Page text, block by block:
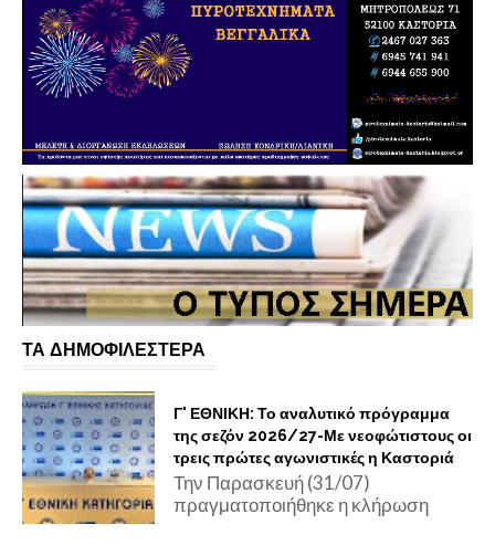
ΤΑ ΔΗΜΟΦΙΛΕΣΤΕΡΑ
Γ' ΕΘΝΙΚΗ: Το αναλυτικό πρόγραμμα
της σεζόν 2026/27-Με νεοφώτιστους οι
τρεις πρώτες αγωνιστικές η Καστοριά
Την Παρασκευή (31/07)
πραγματοποιήθηκε η κλήρωση